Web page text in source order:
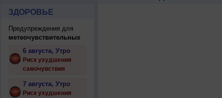
ЗДОРОВЬЕ
Предупреждения для
метеочувствительных
6 августа, Утро
Риск ухудшения
самочувствия
7 августа, Утро
Риск ухудшения